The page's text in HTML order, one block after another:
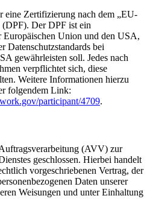
eine Zertifizierung nach dem „EU-
Der DPF ist ein
Union und den USA,
Datenschutzstandards bei
gewährleisten soll. Jedes nach
verpflichtet sich, diese
Weitere Informationen hierzu
folgendem Link:
participant/4709.
(AVV) zur
geschlossen. Hierbei handelt
vorgeschriebenen Vertrag, der
Daten unserer
Weisungen und unter Einhaltung